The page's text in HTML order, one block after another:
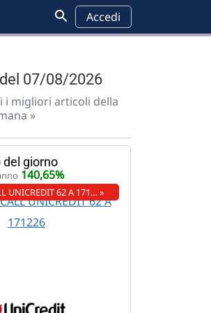
Accedi
07/08/2026
i migliori articoli della
»
giorno
140,65%
UNICREDIT 62 A 171… »